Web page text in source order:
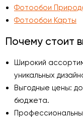
Фотообои
Фотообои Карты
Почему стоит
Широкий
уникальных
Выгодные цены:
бюджета.